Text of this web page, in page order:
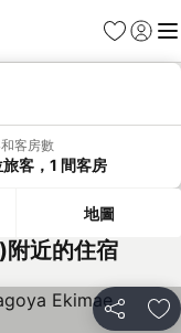
我的最愛
登入 選
客房數
客，1 間客房
地圖
附近的住宿
分享 加